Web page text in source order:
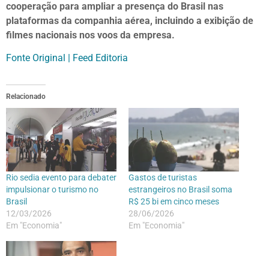
cooperação para ampliar a presença do Brasil nas
plataformas da companhia aérea, incluindo a exibição de
filmes nacionais nos voos da empresa.
Fonte Original | Feed Editoria
Relacionado
Rio sedia evento para debater
impulsionar o turismo no
Brasil
12/03/2026
Em "Economia"
Gastos de turistas
estrangeiros no Brasil soma
R$ 25 bi em cinco meses
28/06/2026
Em "Economia"